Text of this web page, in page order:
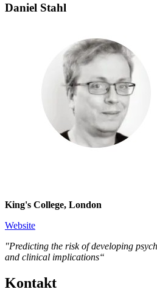
Daniel Stahl
King's College, London
Website
"Predicting the risk of developing
and clinical implications“
Kon­takt